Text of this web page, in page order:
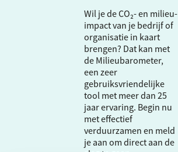
Wil je de CO₂- en milieu-
impact van je bedrijf of
organisatie in kaart
brengen? Dat kan met
de Milieubarometer,
een zeer
gebruiksvriendelijke
tool met meer dan 25
jaar ervaring. Begin nu
met effectief
verduurzamen en meld
je aan om direct aan de